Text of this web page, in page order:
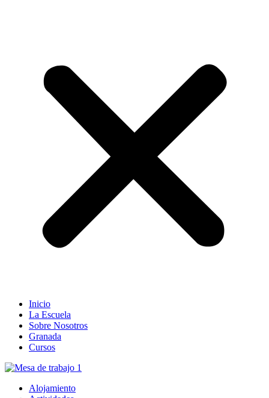
Inicio
La Escuela
Sobre Nosotros
Granada
Cursos
Alojamiento